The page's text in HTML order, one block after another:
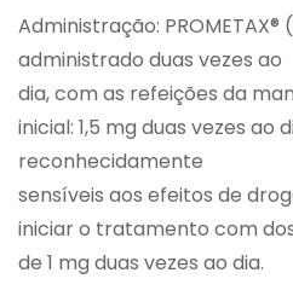
Administração:
administrado duas vezes ao
dia, com as refeições da
inicial: 1,5 mg duas vezes ao
reconhecidamente
sensíveis aos efeitos de
iniciar o tratamento com
de 1 mg duas vezes ao dia.